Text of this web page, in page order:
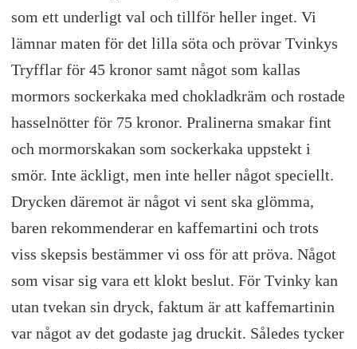
som ett underligt val och tillför heller inget. Vi
lämnar maten för det lilla söta och prövar Tvinkys
Tryfflar för 45 kronor samt något som kallas
mormors sockerkaka med chokladkräm och rostade
hasselnötter för 75 kronor. Pralinerna smakar fint
och mormorskakan som sockerkaka uppstekt i
smör. Inte äckligt, men inte heller något speciellt.
Drycken däremot är något vi sent ska glömma,
baren rekommenderar en kaffemartini och trots
viss skepsis bestämmer vi oss för att pröva. Något
som visar sig vara ett klokt beslut. För Tvinky kan
utan tvekan sin dryck, faktum är att kaffemartinin
var något av det godaste jag druckit. Således tycker